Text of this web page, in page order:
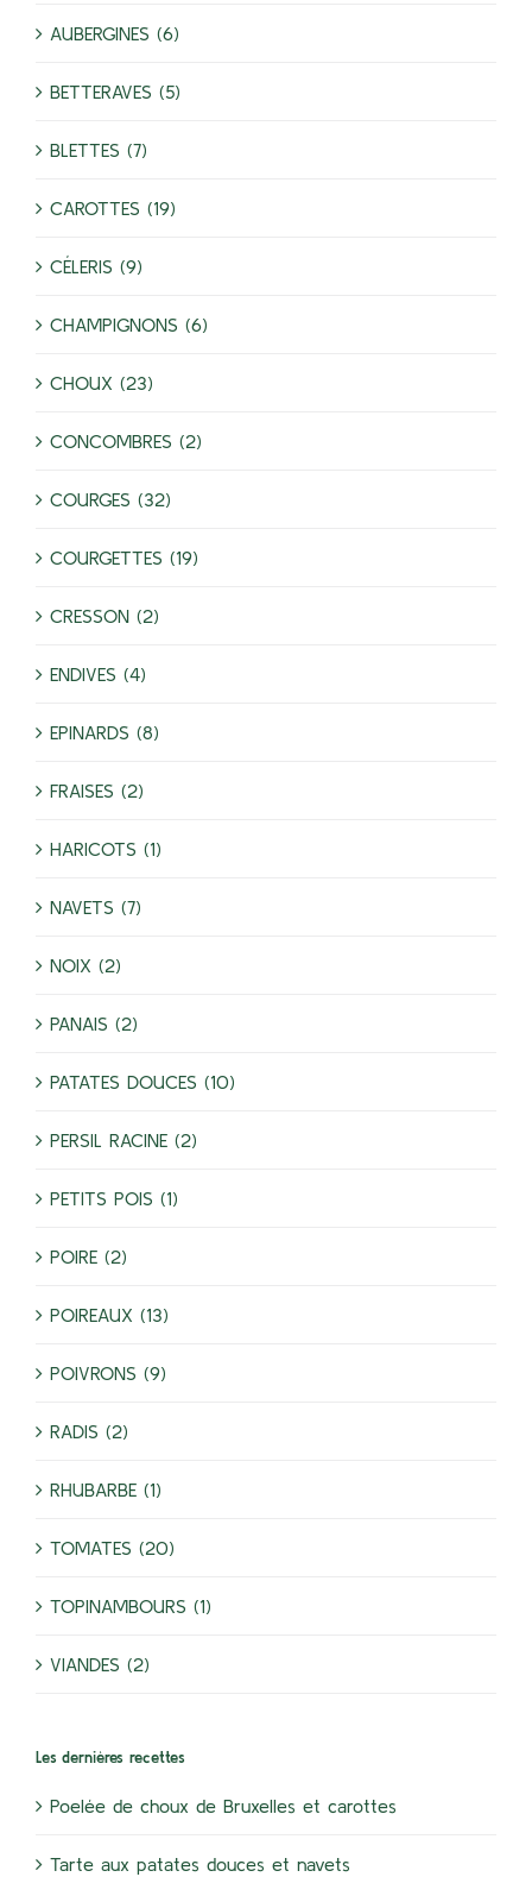
AUBERGINES (6)
BETTERAVES (5)
BLETTES (7)
CAROTTES (19)
CÉLERIS (9)
CHAMPIGNONS (6)
CHOUX (23)
CONCOMBRES (2)
COURGES (32)
COURGETTES (19)
CRESSON (2)
ENDIVES (4)
EPINARDS (8)
FRAISES (2)
HARICOTS (1)
NAVETS (7)
NOIX (2)
PANAIS (2)
PATATES DOUCES (10)
PERSIL RACINE (2)
PETITS POIS (1)
POIRE (2)
POIREAUX (13)
POIVRONS (9)
RADIS (2)
RHUBARBE (1)
TOMATES (20)
TOPINAMBOURS (1)
VIANDES (2)
Les dernières recettes
Poelée de choux de Bruxelles et carottes
Tarte aux patates douces et navets